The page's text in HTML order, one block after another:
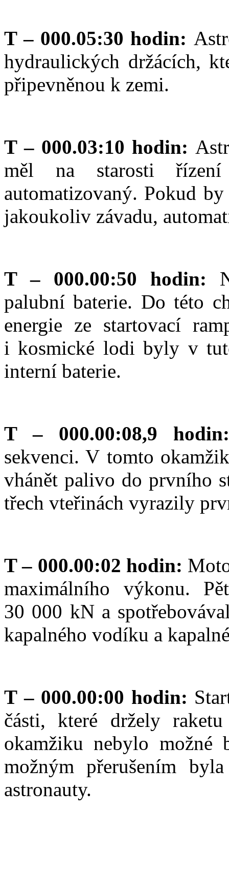
T – 000.05:30 hodin:
hydraulických držácích,
připevněnou k zemi.
T – 000.03:10 hodin:
měl na starosti
automatizovaný. Pokud
jakoukoliv závadu,
T – 000.00:50 hodin:
palubní baterie. Do této
energie ze startovací
i kosmické lodi byly v
interní baterie.
T – 000.00:08,9
sekvenci. V tomto
vhánět palivo do prvního
třech vteřinách vyrazily
T – 000.00:02 hodin:
maximálního výkonu.
30 000 kN a
kapalného vodíku a
T – 000.00:00 hodin:
části, které držely
okamžiku nebylo možné
možným přerušením
astronauty.